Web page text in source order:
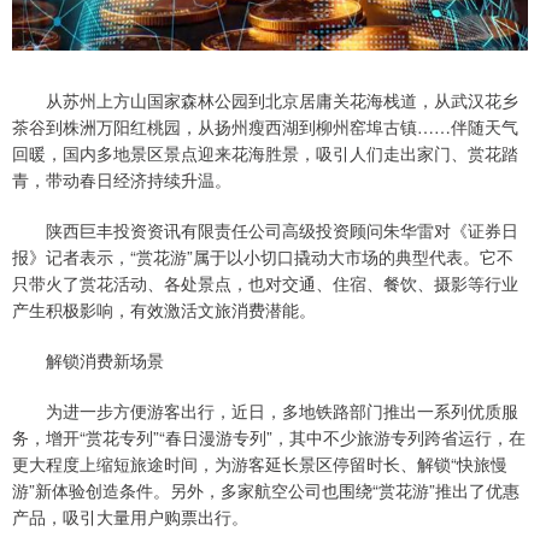
从苏州上方山国家森林公园到北京居庸关花海栈道，从武汉花乡
茶谷到株洲万阳红桃园，从扬州瘦西湖到柳州窑埠古镇……伴随天气
回暖，国内多地景区景点迎来花海胜景，吸引人们走出家门、赏花踏
青，带动春日经济持续升温。
陕西巨丰投资资讯有限责任公司高级投资顾问朱华雷对《证券日
报》记者表示，“赏花游”属于以小切口撬动大市场的典型代表。它不
只带火了赏花活动、各处景点，也对交通、住宿、餐饮、摄影等行业
产生积极影响，有效激活文旅消费潜能。
解锁消费新场景
为进一步方便游客出行，近日，多地铁路部门推出一系列优质服
务，增开“赏花专列”“春日漫游专列”，其中不少旅游专列跨省运行，在
更大程度上缩短旅途时间，为游客延长景区停留时长、解锁“快旅慢
游”新体验创造条件。另外，多家航空公司也围绕“赏花游”推出了优惠
产品，吸引大量用户购票出行。